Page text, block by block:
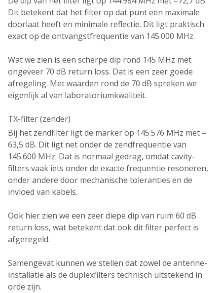
Dit betekent dat het filter op dat punt een maximale
doorlaat heeft en minimale reflectie. Dit ligt praktisch
exact op de ontvangstfrequentie van 145.000 MHz.
Wat we zien is een scherpe dip rond 145 MHz met
ongeveer 70 dB return loss. Dat is een zeer goede
afregeling. Met waarden rond de 70 dB spreken we
eigenlijk al van laboratoriumkwaliteit.
TX-filter (zender)
Bij het zendfilter ligt de marker op 145.576 MHz met –
63,5 dB. Dit ligt net onder de zendfrequentie van
145.600 MHz. Dat is normaal gedrag, omdatcavity-
filters vaak iets onder de exacte frequentie resoneren,
onder andere door mechanische toleranties en de
invloed van kabels.
Ook hier zien we een zeer diepe dip van ruim 60 dB
return loss, wat betekent dat ook dit filter perfect is
afgeregeld.
Samengevat kunnen we stellen dat zowel de antenne-
installatie als de duplexfilters technisch uitstekend in
orde zijn.